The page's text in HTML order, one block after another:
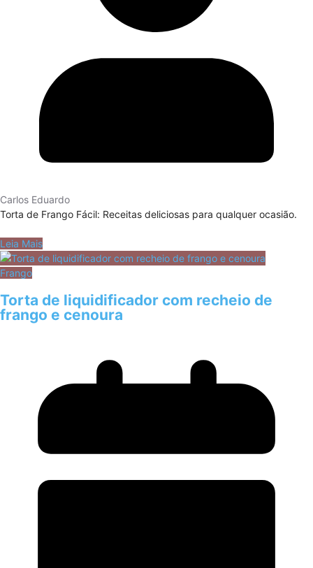
Carlos Eduardo
Torta de Frango Fácil: Receitas deliciosas para qualquer ocasião.
Leia Mais
Frango
Torta de liquidificador com recheio de
frango e cenoura